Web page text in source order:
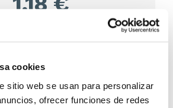
cookies
sitio web se usan para personalizar
ofrecer funciones de redes
24/48H*
de envío